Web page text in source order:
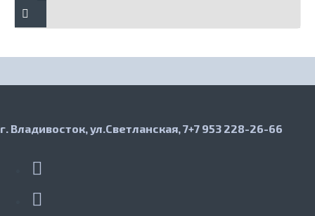
г. Владивосток, ул.Светланская, 7+7 953 228-26-66